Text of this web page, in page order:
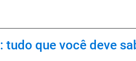
tudo que você deve